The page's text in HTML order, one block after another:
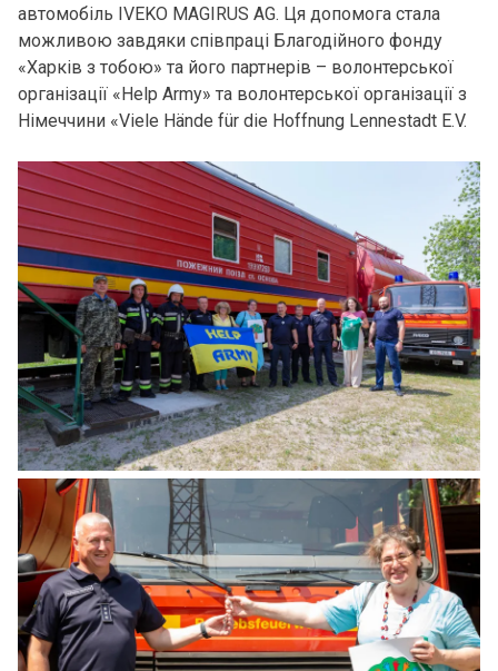
автомобіль IVEKO MAGIRUS AG. Ця допомога стала
можливою завдяки співпраці Благодійного фонду
«Харків з тобою» та його партнерів – волонтерської
організації «Help Army» та волонтерської організації з
Німеччини «Viele Hände für die Hoffnung Lennestadt Е.V.